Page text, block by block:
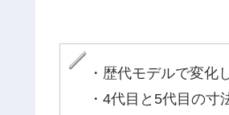
・歴代モデルで変化
・4代目と5代目の寸